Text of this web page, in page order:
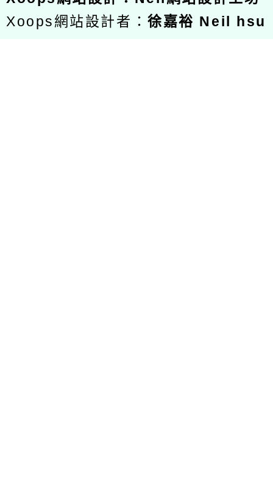
Xoops網站設計者：徐嘉裕 Neil hsu